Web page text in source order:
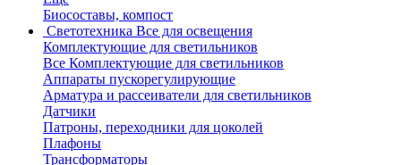
Биосоставы, компост
Светотехника Все для освещения
Комплектующие для светильников
Все Комплектующие для светильников
Аппараты пускорегулирующие
Арматура и рассеиватели для светильников
Датчики
Патроны, переходники для цоколей
Плафоны
Трансформаторы